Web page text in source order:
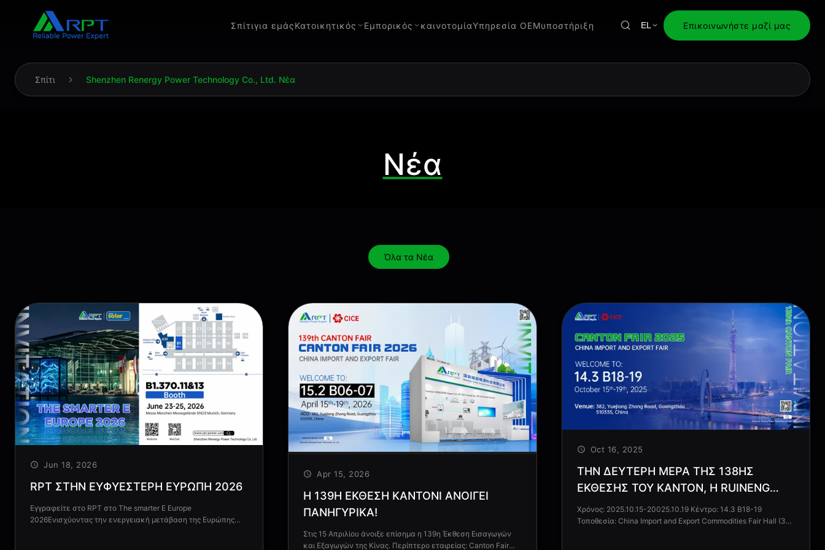
Σπίτιγια εμάςΚατοικητικός Εμπορικός καινοτομίαΥπηρεσία OEMυποστήριξη EL Επικοινωνήστε μαζί μας
Σπίτι Shenzhen Renergy Power Technology Co., Ltd. Νέα
Νέα
Όλα τα Νέα
Jun 18, 2026
RPT ΣΤΗΝ ΕΥΦΥΈΣΤΕΡΗ ΕΥΡΏΠΗ 2026
Εγγραφείτε στο RPT στο The smarter E Europe
2026Ενισχύοντας την ενεργειακή μετάβαση της Ευρώπης
Apr 15, 2026
Η 139Η ΈΚΘΕΣΗ ΚΑΝΤΌΝΙ ΑΝΟΊΓΕΙ
ΠΑΝΗΓΥΡΙΚΆ!
Στις 15 Απριλίου άνοιξε επίσημα η 139η Έκθεση Εισαγωγών
και Εξαγωγών της Κίνας. Περίπτερο εταιρείας: Canton Fair
Oct 16, 2025
ΤΗΝ ΔΕΎΤΕΡΗ ΜΈΡΑ ΤΗΣ 138ΗΣ
ΈΚΘΕΣΗΣ ΤΟΥ ΚΑΝΤΌΝ, Η RUINENG
POWER ΣΥΝΈΧΙΣΕ ΤΙΣ ΠΡΟΣΠΆΘΕΙΈΣ
ΤΗΣ
Χρόνος: 2025.10.15-20025.10.19 Κέντρο: 14.3 Β18-19
Τοποθεσία: China Import and Export Commodities Fair Hall (382